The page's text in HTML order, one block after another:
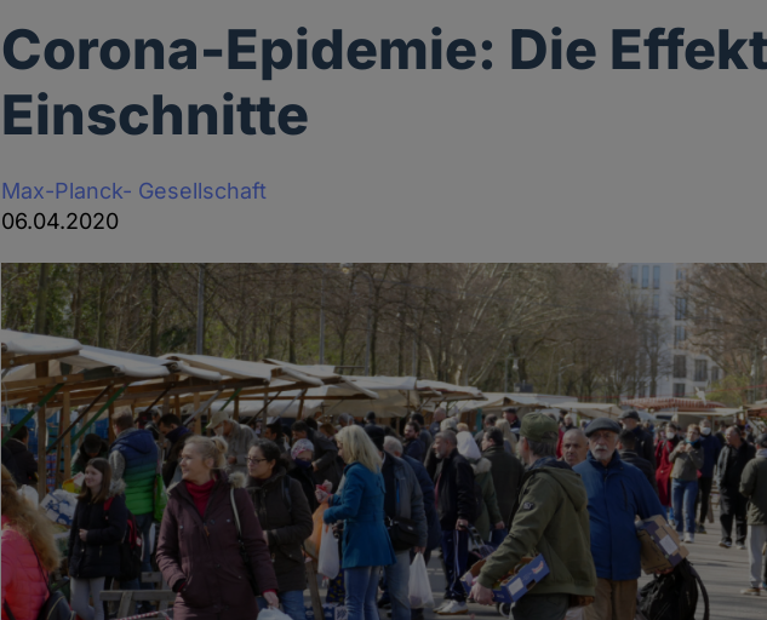
Corona-Epidemie: Die
Einschnitte
Max-Planck- Gesellschaft
06.04.2020